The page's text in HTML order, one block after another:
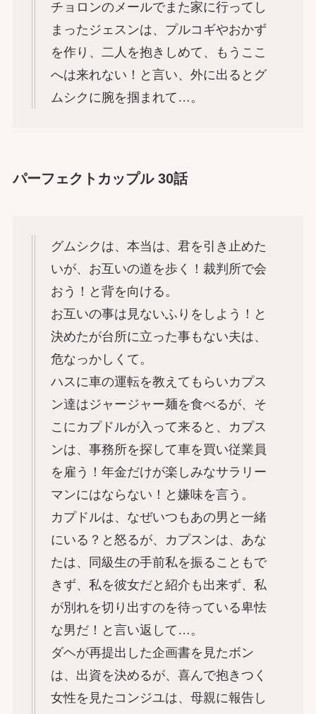
チョロンのメールでまた家に行ってし
まったジェスンは、プルコギやおかず
を作り、二人を抱きしめて、もうここ
へは来れない！と言い、外に出るとグ
ムシクに腕を掴まれて…。
パーフェクトカップル 30話
グムシクは、本当は、君を引き止めた
いが、お互いの道を歩く！裁判所で会
おう！と背を向ける。
お互いの事は見ないふりをしよう！と
決めたが台所に立った事もない夫は、
危なっかしくて。
ハスに車の運転を教えてもらいカプス
ン達はジャージャー麺を食べるが、そ
こにカプドルが入って来ると、カプス
ンは、事務所を探して車を買い従業員
を雇う！年金だけが楽しみなサラリー
マンにはならない！と嫌味を言う。
カプドルは、なぜいつもあの男と一緒
にいる？と怒るが、カプスンは、あな
たは、同級生の手前私を振ることもで
きず、私を彼女だと紹介も出来ず、私
が別れを切り出すのを待っている卑怯
な男だ！と言い返して…。
ダヘが再提出した企画書を見たボン
は、出資を決めるが、喜んで抱きつく
女性を見たコンジユは、母親に報告し